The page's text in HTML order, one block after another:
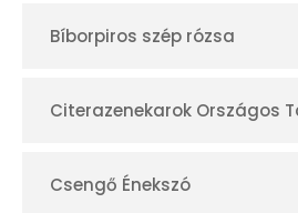
r
Bíborpiros szép rózsa
Citerazenekarok Országos
Csengő Énekszó